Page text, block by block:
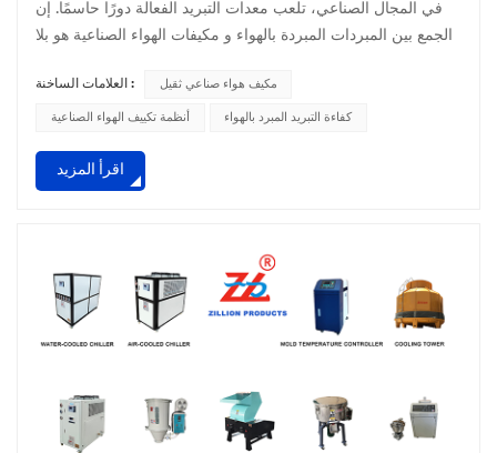
في المجال الصناعي، تلعب معدات التبريد الفعالة دورًا حاسمًا. إن
الجمع بين المبردات المبردة بالهواء و مكيفات الهواء الصناعية هو بلا
أجهزة التبريد المختلفة بطريقة تبديد الحرارة الفريدة من نوعها عن
طريق تبريد الهواء. لا يتطلب نظامًا معقدًا لمياه التبريد، كما أنه سهل
العلامات الساخنة : مكيف هواء صناعي ثقيل
أنظمة تكييف الهواء الصناعية كفاءة التبريد المبرد بالهواء
اقرأ المزيد